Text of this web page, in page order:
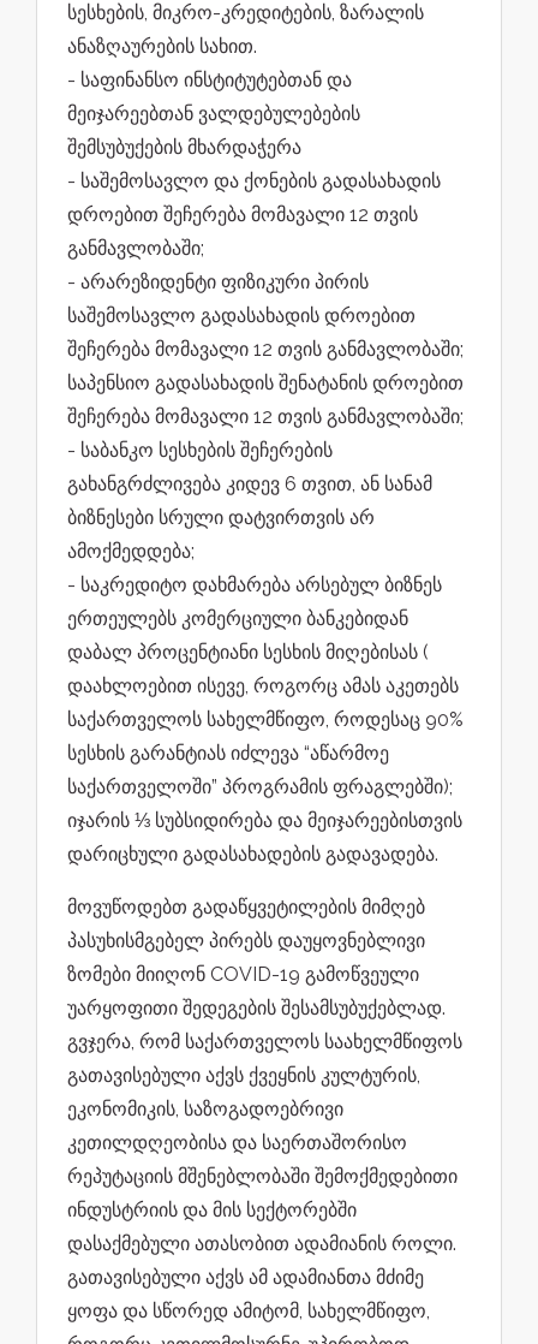
სესხების, მიკრო-კრედიტების, ზარალის
ანაზღაურების სახით.
- საფინანსო ინსტიტუტებთან და
მეიჯარეებთან ვალდებულებების
შემსუბუქების მხარდაჭერა
- საშემოსავლო და ქონების გადასახადის
დროებით შეჩერება მომავალი 12 თვის
განმავლობაში;
- არარეზიდენტი ფიზიკური პირის
საშემოსავლო გადასახადის დროებით
შეჩერება მომავალი 12 თვის განმავლობაში;
საპენსიო გადასახადის შენატანის დროებით
შეჩერება მომავალი 12 თვის განმავლობაში;
- საბანკო სესხების შეჩერების
გახანგრძლივება კიდევ 6 თვით, ან სანამ
ბიზნესები სრული დატვირთვის არ
ამოქმედდება;
- საკრედიტო დახმარება არსებულ ბიზნეს
ერთეულებს კომერციული ბანკებიდან
დაბალ პროცენტიანი სესხის მიღებისას (
დაახლოებით ისევე, როგორც ამას აკეთებს
საქართველოს სახელმწიფო, როდესაც 90%
სესხის გარანტიას იძლევა “აწარმოე
საქართველოში” პროგრამის ფრაგლებში);
იჯარის ⅓ სუბსიდირება და მეიჯარეებისთვის
დარიცხული გადასახადების გადავადება.
მოვუწოდებთ გადაწყვეტილების მიმღებ
პასუხისმგებელ პირებს დაუყოვნებლივი
ზომები მიიღონ COVID-19 გამოწვეული
უარყოფითი შედეგების შესამსუბუქებლად.
გვჯერა, რომ საქართველოს საახელმწიფოს
გათავისებული აქვს ქვეყნის კულტურის,
ეკონომიკის, საზოგადოებრივი
კეთილდღეობისა და საერთაშორისო
რეპუტაციის მშენებლობაში შემოქმედებითი
ინდუსტრიის და მის სექტორებში
დასაქმებული ათასობით ადამიანის როლი.
გათავისებული აქვს ამ ადამიანთა მძიმე
ყოფა და სწორედ ამიტომ, სახელმწიფო,